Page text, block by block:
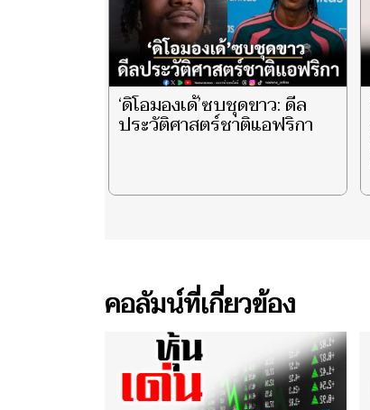
‘ดิโอมองเด้’ซบชุดขาว: ดีล
ประวัติศาสตร์ชาติแอฟริกา
คอลัมน์ที่เกี่ยวข้อง